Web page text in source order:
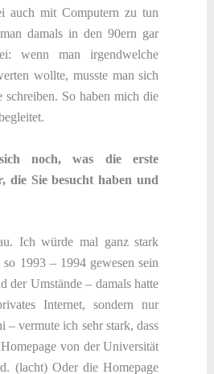
auch mit Computern zu tun
damals in den 90ern gar
wenn man irgendwelche
wollte, musste man sich
schreiben. So haben mich die
noch, was die erste
die Sie besucht haben und
Ich würde mal ganz stark
so 1993 – 1994 gewesen sein
der Umstände – damals hatte
Internet, sondern nur
– vermute ich sehr stark, dass
von der Universität
(lacht) Oder die Homepage